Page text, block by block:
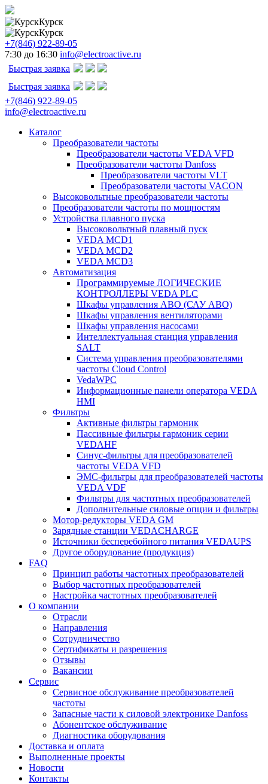
Курск
Курск
+7(846) 922-89-05
7:30 до 16:30 info@electroactive.ru
Быстрая заявка
Быстрая заявка
+7(846) 922-89-05
info@electroactive.ru
Каталог
Преобразователи частоты
Преобразователи частоты VEDA VFD
Преобразователи частоты Danfoss
Преобразователи частоты VLT
Преобразователи частоты VACON
Высоковольтные преобразователи частоты
Преобразователи частоты по мощностям
Устройства плавного пуска
Высоковольтный плавный пуск
VEDA MCD1
VEDA MCD2
VEDA MCD3
Автоматизация
Программируемые ЛОГИЧЕСКИЕ
КОНТРОЛЛЕРЫ VEDA PLC
Шкафы управления АВО (САУ АВО)
Шкафы управления вентиляторами
Шкафы управления насосами
Интеллектуальная станция управления
SALT
Система управления преобразователями
частоты Cloud Control
VedaWPC
Информационные панели оператора VEDA
HMI
Фильтры
Активные фильтры гармоник
Пассивные фильтры гармоник серии
VEDAHF
Синус-фильтры для преобразователей
частоты VEDA VFD
ЭМС-фильтры для преобразователей частоты
VEDA VDF
Фильтры для частотных преобразователей
Дополнительные силовые опции и фильтры
Мотор-редукторы VEDA GM
Зарядные станции VEDACHARGE
Источники бесперебойного питания VEDAUPS
Другое оборудование (продукция)
FAQ
Принцип работы частотных преобразователей
Выбор частотных преобразователей
Настройка частотных преобразователей
О компании
Отрасли
Направления
Сотрудничество
Сертификаты и разрешения
Отзывы
Вакансии
Сервис
Сервисное обслуживание преобразователей
частоты
Запасные части к силовой электронике Danfoss
Абонентское обслуживание
Диагностика оборудования
Доставка и оплата
Выполненные проекты
Новости
Контакты